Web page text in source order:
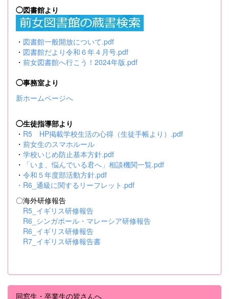
◯図書館より
・ 図書館一般開放について.pdf
・ 図書館だより令和６年４月号.pdf
・ 前女図書館へ行こう！2024年版.pdf
◯事務室より
新ホームページへ
◯生徒指導部より
・ R5 HP掲載学校生活の心得（生徒手帳より）.pdf
・ 前女生のスマホルール
・ 学校いじめ防止基本方針.pdf
・
「いま、悩んでいる君へ」相談機関一覧.pdf
・ 令和５年度部活動方針.pdf
・ R6_通級に関するリーフレット.pdf
〇海外研修報告
R5_イギリス研修報告
R6_シンガポール・マレーシア研修報告
R6_イギリス研修報告
R7_イギリス研修報告書
同窓生・卒業生の皆さんへ